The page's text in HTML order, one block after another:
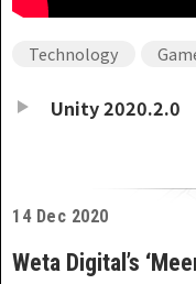
Technology
Unity 2020.2.0
14 Dec 2020
Weta Digital’s